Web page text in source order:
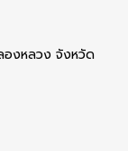
งหลวง จังหวัด